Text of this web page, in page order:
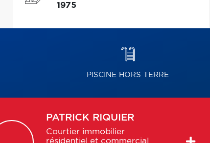
1975
PISCINE HORS TERRE
PATRICK RIQUIER
Courtier immobilier
résidentiel et commercial